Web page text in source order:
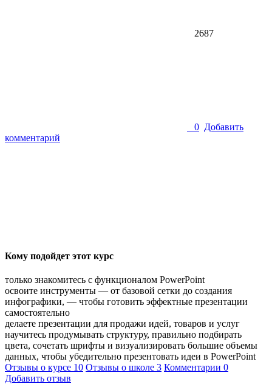
2687
0 Добавить
комментарий
Кому подойдет этот курс
только знакомитесь с функционалом PowerPoint
освоите инструменты — от базовой сетки до создания
инфографики, — чтобы готовить эффектные презентации
самостоятельно
делаете презентации для продажи идей, товаров и услуг
научитесь продумывать структуру, правильно подбирать
цвета, сочетать шрифты и визуализировать большие объемы
данных, чтобы убедительно презентовать идеи в PowerPoint
Отзывы о курсе 10 Отзывы о школе 3 Комментарии 0
Добавить отзыв